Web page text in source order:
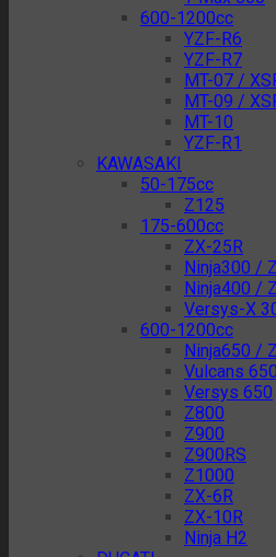
600-1200cc
YZF-R6
YZF-R7
MT-07 /
MT-09 /
MT-10
YZF-R1
KAWASAKI
50-175cc
Z125
175-600cc
ZX-25R
Ninja300 /
Ninja400 /
Versys-X
600-1200cc
Ninja650 /
Vulcans 650
Versys 650
Z800
Z900
Z900RS
Z1000
ZX-6R
ZX-10R
Ninja H2